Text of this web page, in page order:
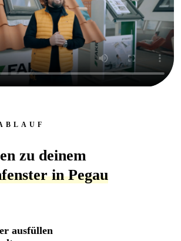
zu deinem
in Pegau
ausfüllen